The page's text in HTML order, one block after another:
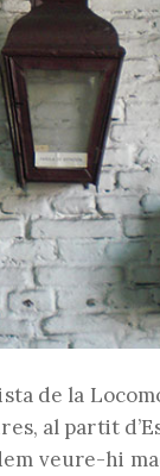
de la
al partit
veure-hi